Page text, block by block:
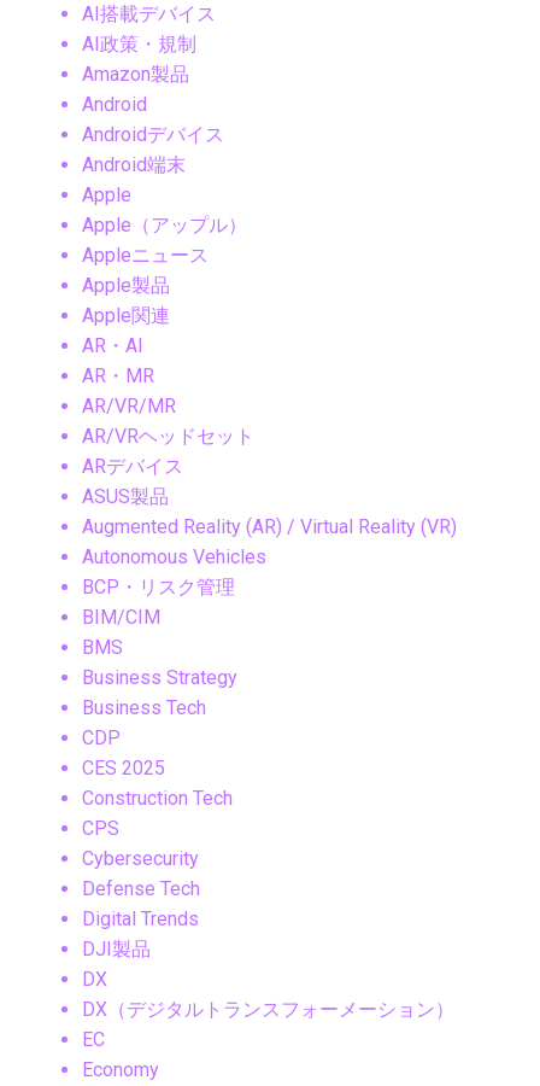
AI搭載デバイス
AI政策・規制
Amazon製品
Android
Androidデバイス
Android端末
Apple
Apple（アップル）
Appleニュース
Apple製品
Apple関連
AR・AI
AR・MR
AR/VR/MR
AR/VRヘッドセット
ARデバイス
ASUS製品
Augmented Reality (AR) / Virtual Reality (VR)
Autonomous Vehicles
BCP・リスク管理
BIM/CIM
BMS
Business Strategy
Business Tech
CDP
CES 2025
Construction Tech
CPS
Cybersecurity
Defense Tech
Digital Trends
DJI製品
DX
DX（デジタルトランスフォーメーション）
EC
Economy